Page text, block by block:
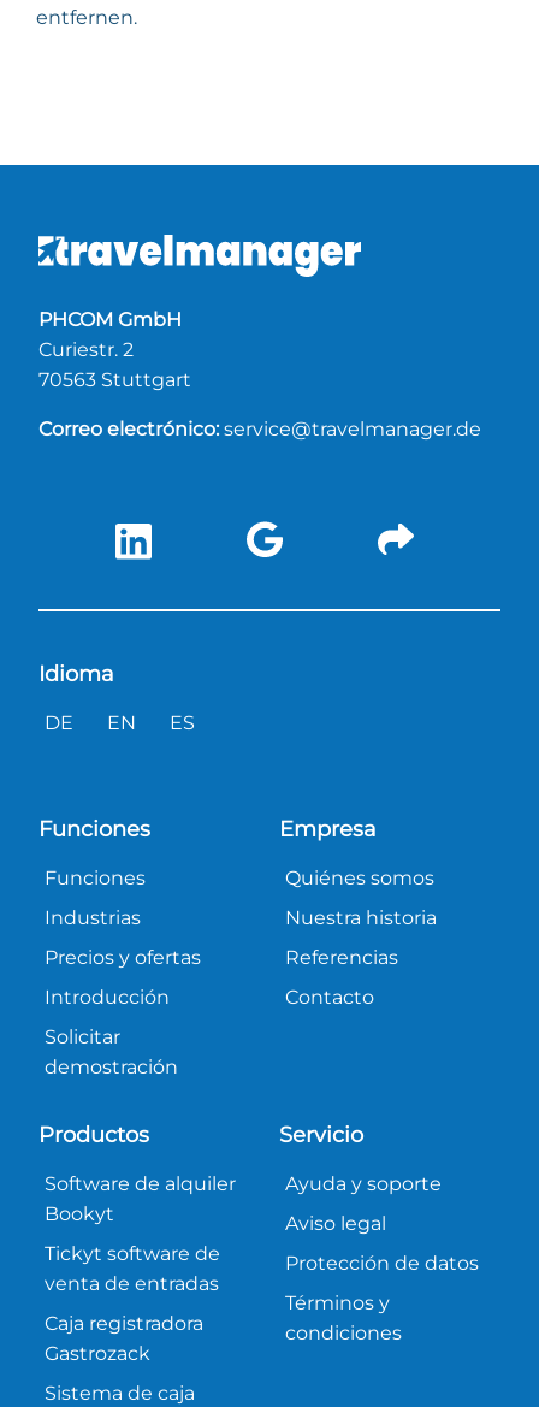
entfernen.
PHCOM GmbH
Curiestr. 2
70563 Stuttgart
Correo electrónico: service@travelmanager.de
Idioma
DE EN ES
Funciones
Funciones
Industrias
Precios y ofertas
Introducción
Solicitar
demostración
Empresa
Quiénes somos
Nuestra historia
Referencias
Contacto
Productos
Software de alquiler
Bookyt
Tickyt software de
venta de entradas
Caja registradora
Gastrozack
Sistema de caja
Servicio
Ayuda y soporte
Aviso legal
Protección de datos
Términos y
condiciones